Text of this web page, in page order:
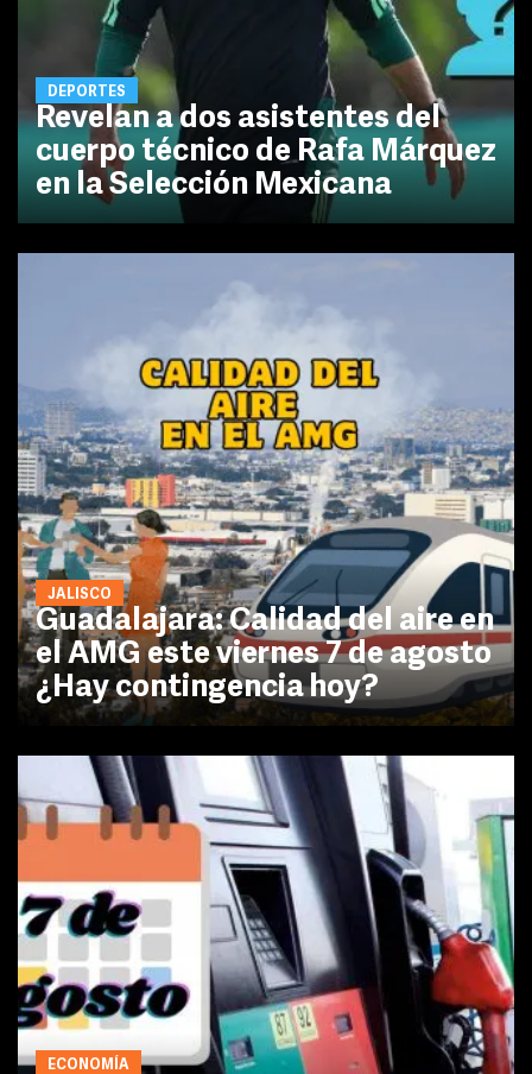
DEPORTES
Revelan a dos asistentes del
cuerpo técnico de Rafa Márquez
en la Selección Mexicana
JALISCO
Guadalajara: Calidad del aire en
el AMG este viernes 7 de agosto
¿Hay contingencia hoy?
ECONOMÍA